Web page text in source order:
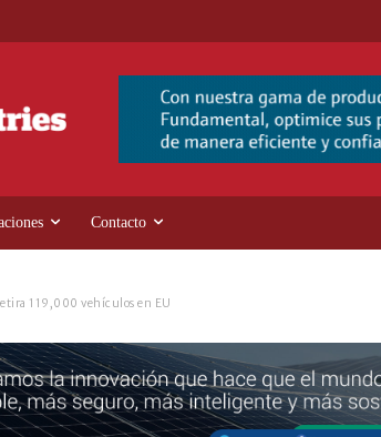
Contacto
119,000 vehículos en EU